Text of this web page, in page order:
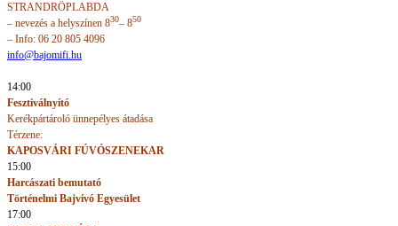
STRANDRÖPLABDA
– nevezés a helyszínen 830– 850
– Info: 06 20 805 4096
info@bajomifi.hu
14:00
Fesztiválnyító
Kerékpártároló ünnepélyes átadása
Térzene:
KAPOSVÁRI FÚVÓSZENEKAR
15:00
Harcászati bemutató
Történelmi Bajvívó Egyesület
17:00